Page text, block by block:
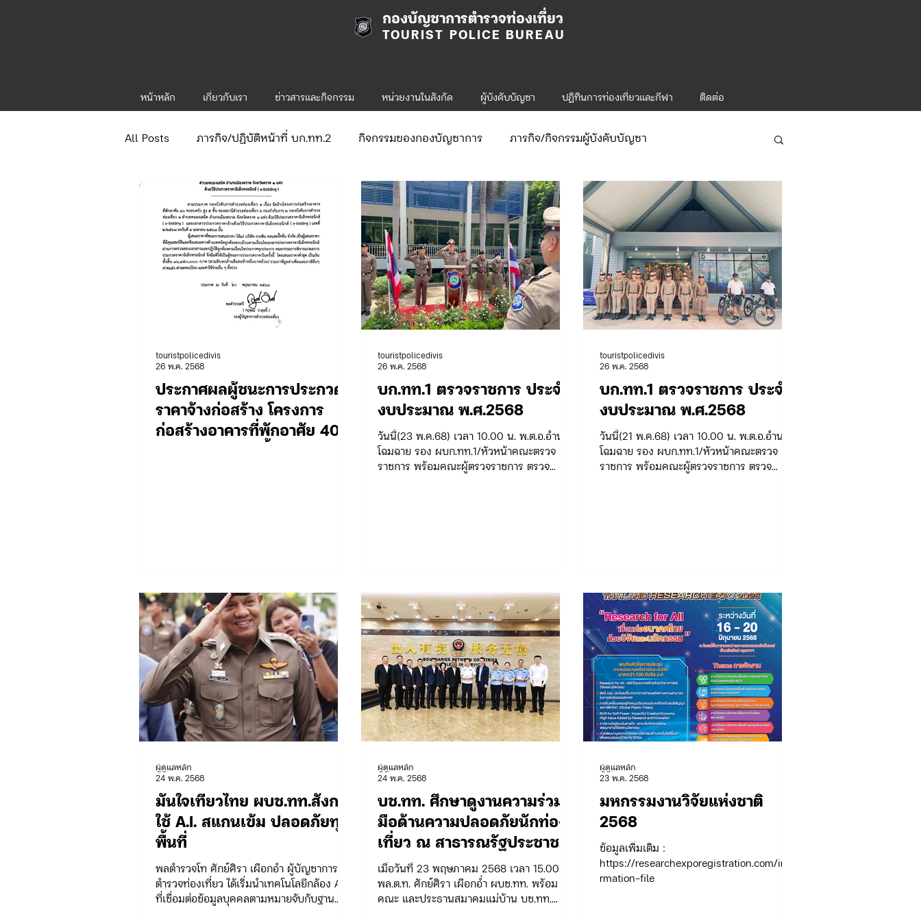
กองบัญชาการตำรวจท่องเที่ยว
TOURIST POLICE BUREAU
หน้าหลัก เกี่ยวกับเรา ข่าวสารและกิจกรรม หน่วยงานในสังกัด ผู้บังคับบัญชา ปฎิทินการท่องเที่ยวและกีฬา ติดต่อ
All Posts ภารกิจ/ปฏิบัติหน้าที่ บก.ทท.2 กิจกรรมของกองบัญชาการ ภารกิจ/กิจกรรมผู้บังคับบัญชา
ข่าวประกาศและคำสั่ง จัดซื้อจัดจ้าง/แผน/ตัวชี้วัด กิจกรรมของกองบังคับการท่องเที่ยว-1
จัดซื้อจัดจ้าง/แผน/ตัวชี้วัด ทท.1 ข่าวประกาศและคำสั่ง ทท.1 ข่าวรับสมัคร ทท.1 ภารกิจ/กิจกรรมผู้บังคับบัญชา ทท.2
กิจกรรมของกองบังคับการท่องเที่ยว-2 ข่าวประกาศและคำสั่ง ทท.2 ข่าวรับสมัคร ทท.2
จัดซื้อจัดจ้าง/แผน/ตัวชี้วัด ทท.2 ภารกิจ/กิจกรรมผู้บังคับบัญชา ทท.3 กิจกรรมของกองบังคับการท่องเที่ยว 3
ข่าวประกาศและคำสั่ง ทท.3 ข่าวรับสมัคร ทท.3 จัดซื้อจัดจ้าง/แผน/ตัวชี้วัด ทท.3 กิจกรรมของ บก.อก.
ข่าวประกาศและคำสั่ง บก.อก. ข่าวรับสมัคร บก.อก.
ประกาศผลผู้ชนะการประกวด
ราคาจ้างก่อสร้าง โครงการ
ก่อสร้างอาคารที่พักอาศัย 40
touristpolicedivis
26 พ.ค. 2568
บก.ทท.1 ตรวจราชการ ประจำ
งบประมาณ พ.ศ.2568
วันนี้(23 พ.ค.68) เวลา 10.00 น. พ.ต.อ.อำนาจ
โฉมฉาย รอง ผบก.ทท.1/หัวหน้าคณะตรวจ
ราชการ พร้อมคณะผู้ตรวจราชการ ตรวจ
touristpolicedivis
26 พ.ค. 2568
บก.ทท.1 ตรวจราชการ ประจำ
งบประมาณ พ.ศ.2568
วันนี้(21 พ.ค.68) เวลา 10.00 น. พ.ต.อ.อำนาจ
โฉมฉาย รอง ผบก.ทท.1/หัวหน้าคณะตรวจ
ราชการ พร้อมคณะผู้ตรวจราชการ ตรวจ
touristpolicedivis
26 พ.ค. 2568
มั่นใจเที่ยวไทย ผบช.ทท.สั่งการ
ใช้ A.I. สแกนเข้ม ปลอดภัยทุก
พื้นที่
พลตำรวจโท ศักย์ศิรา เผือกอ่ำ ผู้บัญชาการ
ตำรวจท่องเที่ยว ได้เริ่มนำเทคโนโลยีกล้อง A.I.
ที่เชื่อมต่อข้อมูลบุคคลตามหมายจับกับฐาน
ผู้ดูแลหลัก
24 พ.ค. 2568
บช.ทท. ศึกษาดูงานความร่วม
มือด้านความปลอดภัยนักท่อง
เที่ยว ณ สาธารณรัฐประชาชน
จีน
เมื่อวันที่ 23 พฤษภาคม 2568 เวลา 15.00 น.
พล.ต.ท. ศักย์ศิรา เผือกอ่ำ ผบช.ทท. พร้อม
คณะ และประธานสมาคมแม่บ้าน บช.ทท....
ผู้ดูแลหลัก
24 พ.ค. 2568
มหกรรมงานวิจัยแห่งชาติ
2568
ข้อมูลเพิ่มเติม :
https://researchexporegistration.com/info
rmation-file
ผู้ดูแลหลัก
23 พ.ค. 2568